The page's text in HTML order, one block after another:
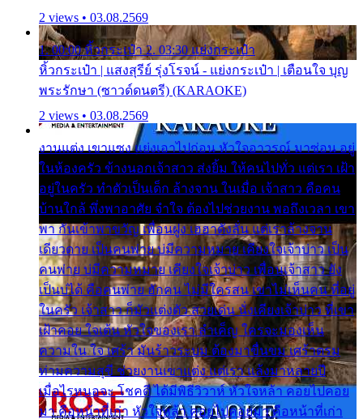
2 views • 03.08.2569
1. 00:00 หิ้วกระเป๋า 2. 03:30 แย่งกระเป๋า
หิ้วกระเป๋า | แสงสุรีย์ รุ่งโรจน์ - แย่งกระเป๋า | เตือนใจ บุญ
พระรักษา (ซาวด์ดนตรี) (KARAOKE)
2 views • 03.08.2569
งานแต่ง เขาแซง แย่งเอาไปก่อน หัวใจอาวรณ์ มาซ่อน อยู่
ในห้องครัว ข้างนอกเจ้าสาว ส่งยิ้ม ให้คนไปทั่ว แต่เรา เฝ้า
อยู่ในครัว ทำตัวเป็นเด็ก ล้างจาน ในเมื่อ เจ้าสาว คือคน
บ้านใกล้ พึ่งพาอาศัย จำใจ ต้องไปช่วยงาน พอถึงเวลา เขา
พา กันเข้าพาขวัญ เพื่อนฝูง เฮฮาดังลั่น แต่เราล้างจาน
เดียวดาย เป็นคนพ่าย บ่มีความหมาย เคียงใจเจ้าบ่าว เป็น
คนพ่าย บ่มีความหมาย เคียงใจเจ้าบ่าว เพื่อนเจ้าสาว ยัง
เป็นบ่ได้ คือคนพ่าย ฮักคน ไม่มีใครสน เขาไม่เห็นคน ที่อยู่
ในครัว เจ้าสาว ก็มัวแต่งตัว สวยเด่น นั่งเคียงเจ้าบ่าว ที่เขา
เฝ้าคอย ใจเต้น หัวใจของเรา ลำเค็ญ ใครจะมองเห็น
ความใน ใจ เศร้า มันร้าวระบม ต้องมาขื่นขม เศร้าตรม
ท่ามความสุขี ช่วยงานเขาแต่ง แต่เรา แล้งมาหลายปี
เมื่อไรหนอจะ โชคดี ได้มีพิธีวิวาห์ หัวใจหล้า คอยไปคอย
มา คือหน้าที่เก่า หัวใจหล้า คอยไปคอยมา คือหน้าที่เก่า